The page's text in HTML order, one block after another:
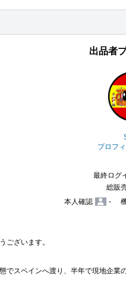
出品者
プロフ
最終ログ
総販
本人確認
-
ございます。
でスペインへ渡り、半年で現地企業